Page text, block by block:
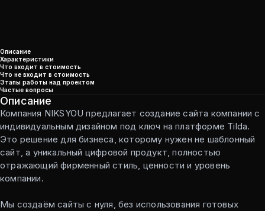
Описание
Характеристики
Что входит в стоимость
Что не входит в стоимость
Этапы работы над проектом
Частые вопросы
Описание
Компания NIKSYOU предлагает создание сайта компании с
индивидуальным дизайном под ключ на платформе Tilda.
Это решение для бизнеса, которому нужен не шаблонный
сайт, а уникальный цифровой продукт, полностью
отражающий фирменный стиль, ценности и уровень
компании.
Мы создаём сайты с нуля, без использования готовых